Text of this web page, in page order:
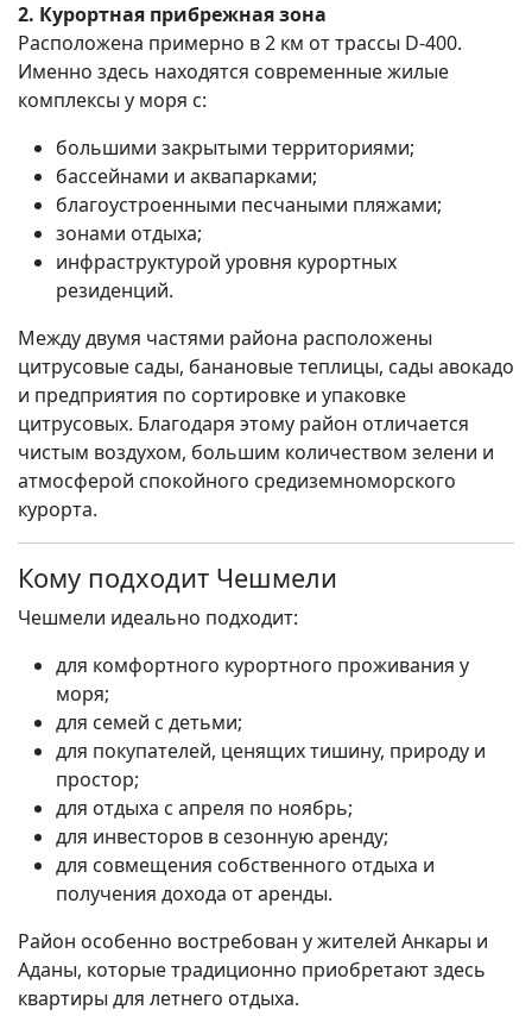
2. Курортная прибрежная зона
Расположена примерно в 2 км от трассы D-400.
Именно здесь находятся современные жилые
комплексы у моря с:
большими закрытыми территориями;
бассейнами и аквапарками;
благоустроенными песчаными пляжами;
зонами отдыха;
инфраструктурой уровня курортных
резиденций.
Между двумя частями района расположены
цитрусовые сады, банановые теплицы, сады авокадо
и предприятия по сортировке и упаковке
цитрусовых. Благодаря этому район отличается
чистым воздухом, большим количеством зелени и
атмосферой спокойного средиземноморского
курорта.
Кому подходит Чешмели
Чешмели идеально подходит:
для комфортного курортного проживания у
моря;
для семей с детьми;
для покупателей, ценящих тишину, природу и
простор;
для отдыха с апреля по ноябрь;
для инвесторов в сезонную аренду;
для совмещения собственного отдыха и
получения дохода от аренды.
Район особенно востребован у жителей Анкары и
Аданы, которые традиционно приобретают здесь
квартиры для летнего отдыха.